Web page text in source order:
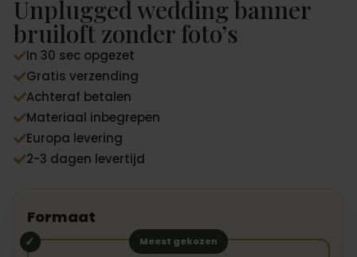
5
gebaseerd
op
klantbeoord
elingen
Unplugged wedding banner
bruiloft zonder foto’s
In 30 sec opgezet
Gratis verzending
Achteraf betalen
Materiaal inbegrepen
Europa levering
2-3 dagen levertijd
Formaat
Meest gekozen